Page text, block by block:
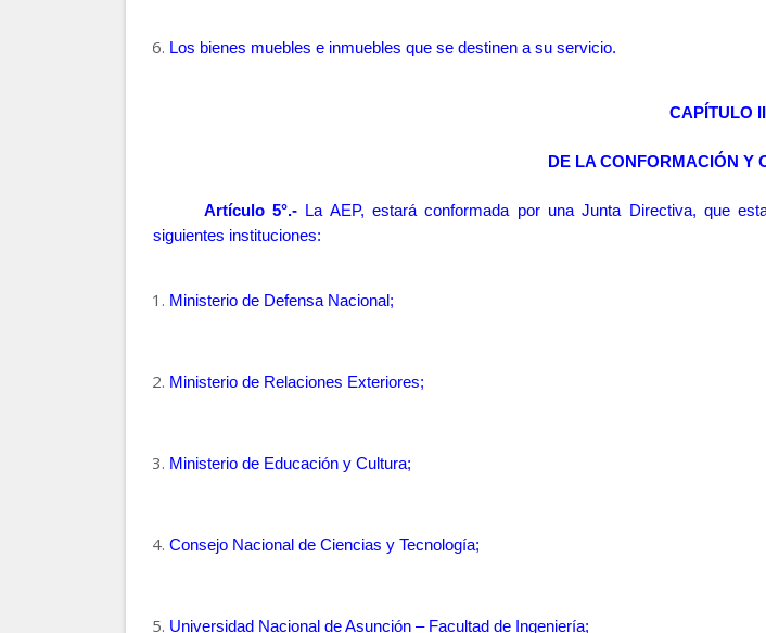
Los bienes muebles e inmuebles que se destinen a su servicio.
CAPÍTULO II
DE LA CONFORMACIÓN Y
Artículo5°.- La AEP, estará conformada por una Junta Directiva, que
siguientes instituciones:
Ministerio de Defensa Nacional;
Ministerio de Relaciones Exteriores;
Ministerio de Educación y Cultura;
Consejo Nacional de Ciencias y Tecnología;
Universidad Nacional de Asunción – Facultad de Ingeniería;